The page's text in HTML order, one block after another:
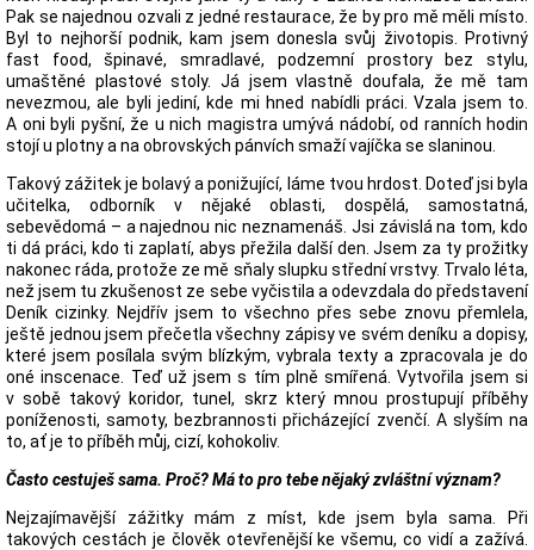
Pak se najednou ozvali z jedné restaurace, že by pro mě měli místo.
Byl to nejhorší podnik, kam jsem donesla svůj životopis. Protivný
fast food, špinavé, smradlavé, podzemní prostory bez stylu,
umaštěné plastové stoly. Já jsem vlastně doufala, že mě tam
nevezmou, ale byli jediní, kde mi hned nabídli práci. Vzala jsem to.
A oni byli pyšní, že u nich magistra umývá nádobí, od ranních hodin
stojí u plotny a na obrovských pánvích smaží vajíčka se slaninou.
Takový zážitek je bolavý a ponižující, láme tvou hrdost. Doteď jsi byla
učitelka, odborník v nějaké oblasti, dospělá, samostatná,
sebevědomá – a najednou nic neznamenáš. Jsi závislá na tom, kdo
ti dá práci, kdo ti zaplatí, abys přežila další den. Jsem za ty prožitky
nakonec ráda, protože ze mě sňaly slupku střední vrstvy. Trvalo léta,
než jsem tu zkušenost ze sebe vyčistila a odevzdala do představení
Deník cizinky. Nejdřív jsem to všechno přes sebe znovu přemlela,
ještě jednou jsem přečetla všechny zápisy ve svém deníku a dopisy,
které jsem posílala svým blízkým, vybrala texty a zpracovala je do
oné inscenace. Teď už jsem s tím plně smířená. Vytvořila jsem si
v sobě takový koridor, tunel, skrz který mnou prostupují příběhy
poníženosti, samoty, bezbrannosti přicházející zvenčí. A slyším na
to, ať je to příběh můj, cizí, kohokoliv.
Často cestuješ sama. Proč? Má to pro tebe nějaký zvláštní význam?
Nejzajímavější zážitky mám z míst, kde jsem byla sama. Při
takových cestách je člověk otevřenější ke všemu, co vidí a zažívá.